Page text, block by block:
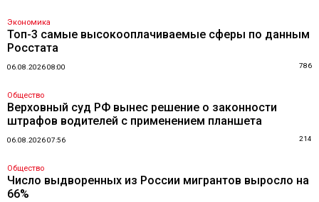
Экономика
Топ-3 самые высокооплачиваемые сферы по данным
Росстата
06.08.2026 08:00 786
Общество
Верховный суд РФ вынес решение о законности
штрафов водителей с применением планшета
06.08.2026 07:56 214
Общество
Число выдворенных из России мигрантов выросло на
66%